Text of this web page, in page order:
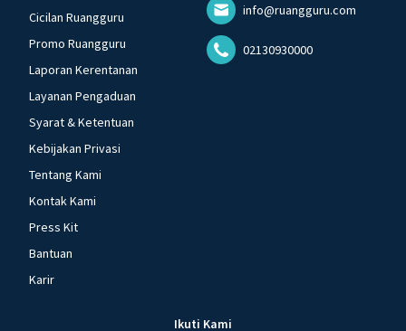
Cicilan Ruangguru
Promo Ruangguru
Laporan Kerentanan
Layanan Pengaduan
Syarat & Ketentuan
Kebijakan Privasi
Tentang Kami
Kontak Kami
Press Kit
Bantuan
Karir
info@ruangguru.com
02130930000
Ikuti Kami